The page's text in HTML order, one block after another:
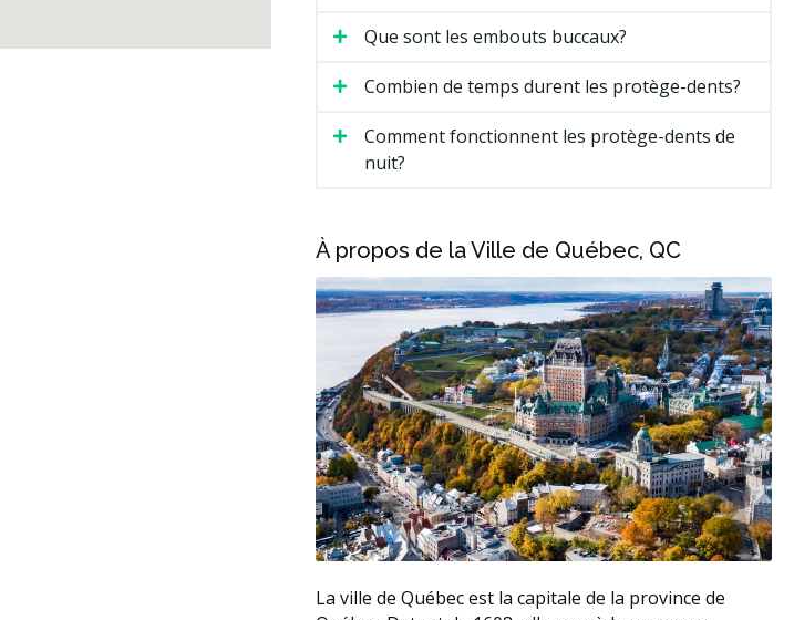
Que sont les embouts buccaux?
Combien de temps durent les protège-dents?
Comment fonctionnent les protège-dents de
nuit?
À propos de la Ville de Québec, QC
La ville de Québec est la capitale de la province de